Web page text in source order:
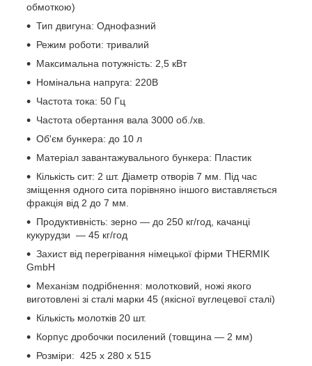
обмоткою)
Тип двигуна: Однофазний
Режим роботи: тривалий
Максимальна потужність: 2,5 кВт
Номінальна напруга: 220В
Частота тока: 50 Гц
Частота обертання вала 3000 об./хв.
Об'єм бункера: до 10 л
Матеріал завантажувального бункера: Пластик
Кількість сит: 2 шт. Діаметр отворів 7 мм. Під час
зміщення одного сита порівняно іншого виставляється
фракція від 2 до 7 мм.
Продуктивність: зерно — до 250 кг/год, качанці
кукурудзи — 45 кг/год
Захист від перегрівання німецької фірми THERMIK
GmbH
Механізм подрібнення: молотковий, ножі якого
виготовлені зі сталі марки 45 (якісної вуглецевої сталі)
Кількість молотків 20 шт.
Корпус дробочки посилений (товщина — 2 мм)
Розміри: 425 х 280 х 515